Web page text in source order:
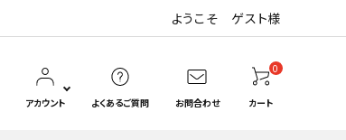
ようこそ ゲスト様
アカウント よくあるご質問 お問合わせ
0
カート